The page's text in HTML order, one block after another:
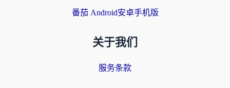
番茄 Android安卓手机版
关于我们
服务条款